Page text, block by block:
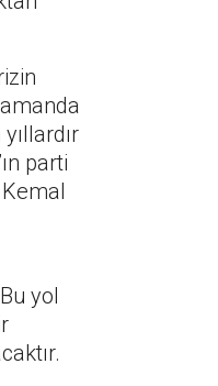
parti
yol